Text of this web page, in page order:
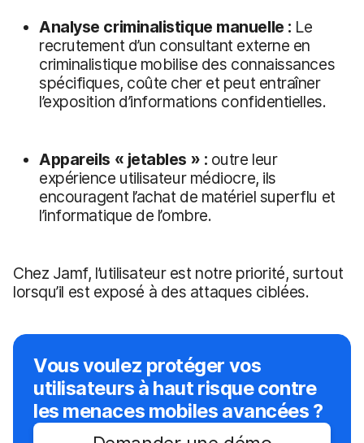
Analyse criminalistique manuelle : Le
recrutement d’un consultant externe en
criminalistique mobilise des connaissances
spécifiques, coûte cher et peut entraîner
l’exposition d’informations confidentielles.
Appareils « jetables » : outre leur
expérience utilisateur médiocre, ils
encouragent l’achat de matériel superflu et
l’informatique de l’ombre.
Chez Jamf, l’utilisateur est notre priorité, surtout
lorsqu’il est exposé à des attaques ciblées.
Vous voulez protéger vos
utilisateurs à haut risque contre
les menaces mobiles avancées ?